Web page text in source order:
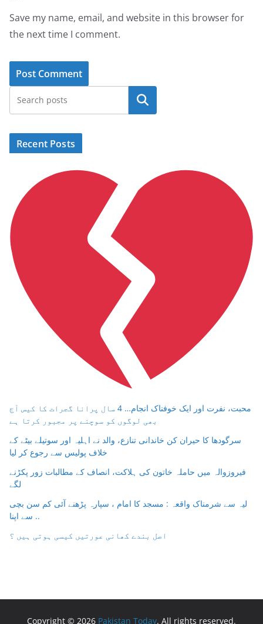
Save my name, email, and website in this browser for
the next time I comment.
Search
Recent Posts
محبت، نفرت اور ایک خوفناک انجام… 4 سال پرانا گجرات کا کیس آج
بھی لوگوں کو سوچنے پر مجبور کرتا ہے
سرگودھا کا حیران کن خاندانی تنازع، والد نے اہلیہ اور سوتیلے بیٹے کے
خلاف پولیس سے رجوع کر لیا
فیروزوالہ میں حاملہ خاتون کی ہلاکت، انصاف کے مطالبات زور پکڑنے
لگے
لیہ سے شرمناک واقعہ : مسجد کا امام ، سپارہ پڑھنے آئی کم سن بچی
سے اپنا ..
اصل بندے کھانی عورتیں کیسی ہوتی ہیں ؟
Copyright © 2026 Pakistan Today. All rights reserved.